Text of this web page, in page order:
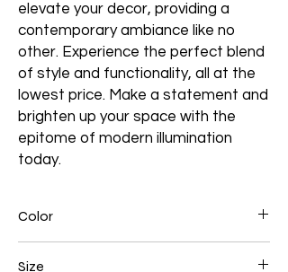
elevate your decor, providing a
contemporary ambiance like no
other. Experience the perfect blend
of style and functionality, all at the
lowest price. Make a statement and
brighten up your space with the
epitome of modern illumination
today.
Color
Size